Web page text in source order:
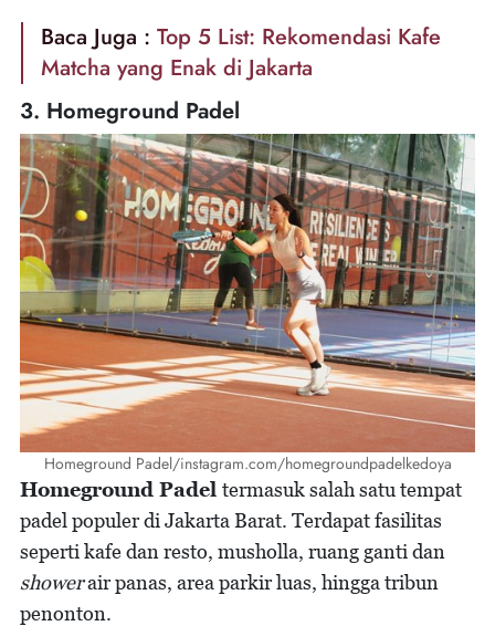
Baca Juga : Top 5 List: Rekomendasi Kafe
Matcha yang Enak di Jakarta
3. Homeground Padel
Homeground Padel/instagram.com/homegroundpadelkedoya
Homeground Padel termasuk salah satu tempat
padel populer di Jakarta Barat. Terdapat fasilitas
seperti kafe dan resto, musholla, ruang ganti dan
showerair panas, area parkir luas, hingga tribun
penonton.